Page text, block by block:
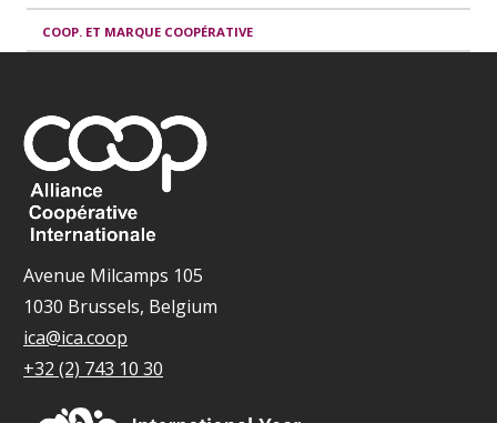
COOP. ET MARQUE COOPÉRATIVE
Avenue Milcamps 105
1030 Brussels, Belgium
ica@ica.coop
+32 (2) 743 10 30